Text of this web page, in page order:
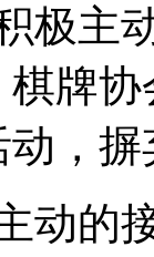
极
牌
，
动